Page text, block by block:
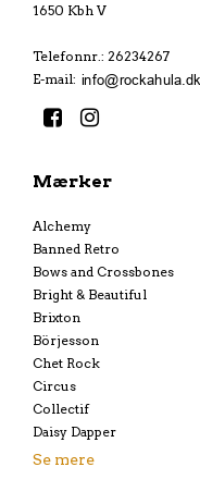
1650 Kbh V
Telefonnr.: 26234267
E-mail:
Mærker
Alchemy
Banned Retro
Bows and Crossbones
Bright & Beautiful
Brixton
Börjesson
Chet Rock
Circus
Collectif
Daisy Dapper
Se mere